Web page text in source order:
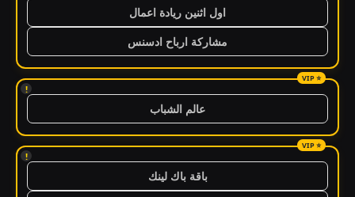
اول اثنين ريادة اعمال
مشاركة ارباح ادسنس
!
عالم الشباب
!
باقة باك لينك